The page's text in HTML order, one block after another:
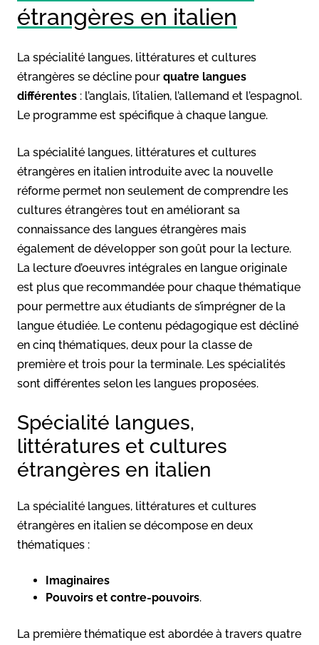
étrangères en italien
La spécialité langues, littératures et cultures
étrangères se décline pour quatre langues
différentes : l’anglais, l’italien, l’allemand et l’espagnol.
Le programme est spécifique à chaque langue.
La spécialité langues, littératures et cultures
étrangères en italien introduite avec la nouvelle
réforme permet non seulement de comprendre les
cultures étrangères tout en améliorant sa
connaissance des langues étrangères mais
également de développer son goût pour la lecture.
La lecture d’oeuvres intégrales en langue originale
est plus que recommandée pour chaque thématique
pour permettre aux étudiants de s’imprégner de la
langue étudiée. Le contenu pédagogique est décliné
en cinq thématiques, deux pour la classe de
première et trois pour la terminale. Les spécialités
sont différentes selon les langues proposées.
Spécialité langues,
littératures et cultures
étrangères en italien
La spécialité langues, littératures et cultures
étrangères en italien se décompose en deux
thématiques :
Imaginaires
Pouvoirs et contre-pouvoirs.
La première thématique est abordée à travers quatre